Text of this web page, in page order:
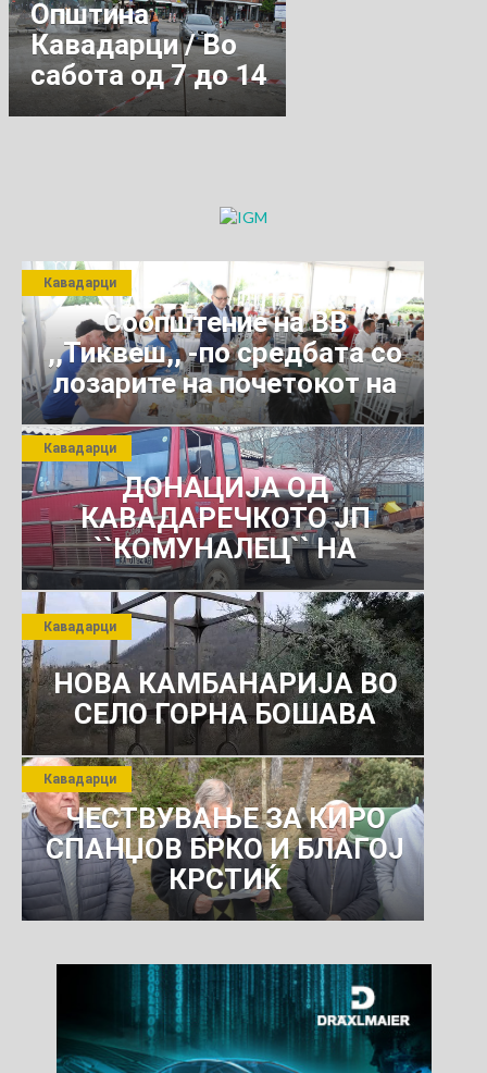
Општина
Кавадaрци / Во
сабота од 7 до 14
ке биде
Соопштение на ВВ
,,Тиквеш,, -по средбата со
лозарите на почетокот на
јули 2026 г.
Кавадарци
ДОНАЦИЈА ОД
КАВАДАРЕЧКОТО ЈП
``КОМУНАЛЕЦ`` НА
РОСОМАНСКОТО ЈАВНО
ПРЕТПРИЈАТИЕ ЗА
КОМУНАЛНО УСЛУГИ
Кавадарци
НОВА КАМБАНАРИЈА ВО
СЕЛО ГОРНА БОШАВА
Кавадарци
ЧЕСТВУВАЊЕ ЗА КИРО
СПАНЏОВ БРКО И БЛАГОЈ
КРСТИЌ
Кавадарци